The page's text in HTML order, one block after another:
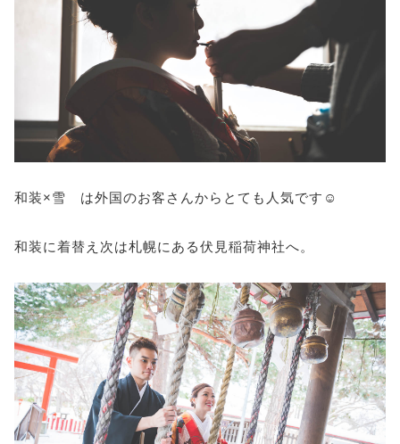
和装×雪 は外国のお客さんからとても人気です☺
和装に着替え次は札幌にある伏見稲荷神社へ。